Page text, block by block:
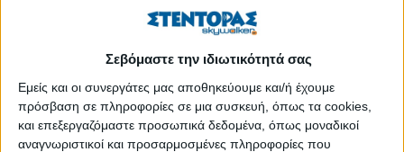
Σεβόμαστε την ιδιωτικότητά σας
Εμείς και οι συνεργάτες μας αποθηκεύουμε και/ή έχουμε
πρόσβαση σε πληροφορίες σε μια συσκευή, όπως τα cookies,
και επεξεργαζόμαστε προσωπικά δεδομένα, όπως μοναδικοί
αναγνωριστικοί και προσαρμοσμένες πληροφορίες που
τελικοί πίνακες